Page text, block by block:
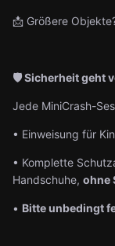
📩 Größere
🛡️ Sicherheit geht
Jede MiniCrash-
• Einweisung für
• Komplette
Handschuhe, ohne
• Bitte unbedingt